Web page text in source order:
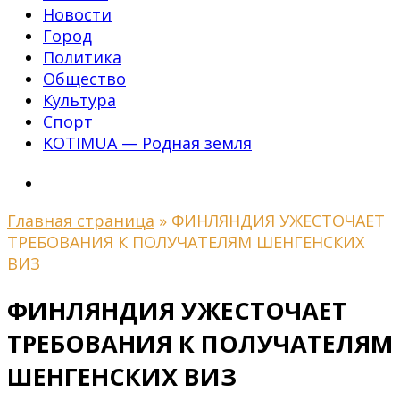
Новости
Город
Политика
Общество
Культура
Спорт
KOTIMUA — Родная земля
Главная страница » ФИНЛЯНДИЯ УЖЕСТОЧАЕТ
ТРЕБОВАНИЯ К ПОЛУЧАТЕЛЯМ ШЕНГЕНСКИХ
ВИЗ
ФИНЛЯНДИЯ УЖЕСТОЧАЕТ
ТРЕБОВАНИЯ К ПОЛУЧАТЕЛЯМ
ШЕНГЕНСКИХ ВИЗ